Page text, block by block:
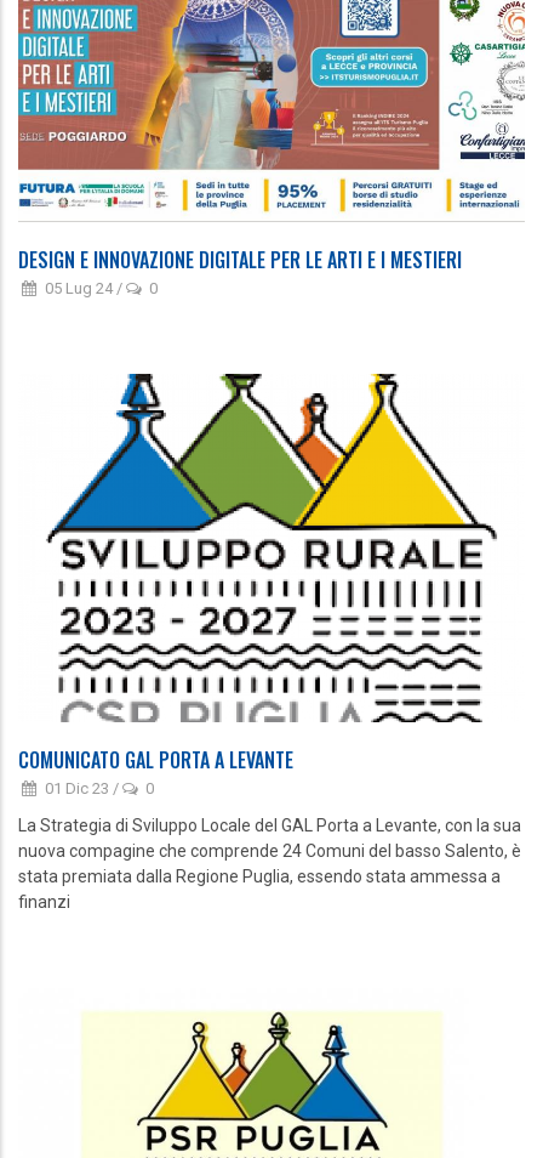
DESIGN E INNOVAZIONE DIGITALE PER LE ARTI E I MESTIERI
05 Lug 24 / 0
COMUNICATO GAL PORTA A LEVANTE
01 Dic 23 / 0
La Strategia di Sviluppo Locale del GAL Porta a Levante, con la sua
nuova compagine che comprende 24 Comuni del basso Salento, è
stata premiata dalla Regione Puglia, essendo stata ammessa a
finanzi